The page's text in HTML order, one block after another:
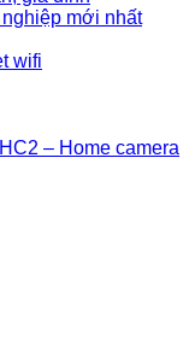
mới nhất
wifi
– Home camera